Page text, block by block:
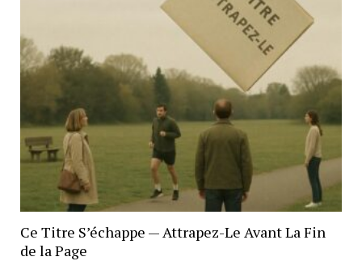
Ce Titre S’échappe — Attrapez-Le Avant La Fin
de la Page